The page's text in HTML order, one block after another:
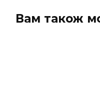
Вам також